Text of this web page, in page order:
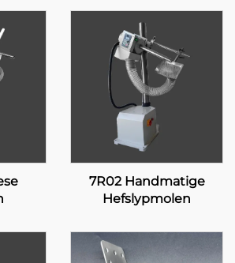
7R02 Handmatige
Hefslypmolen